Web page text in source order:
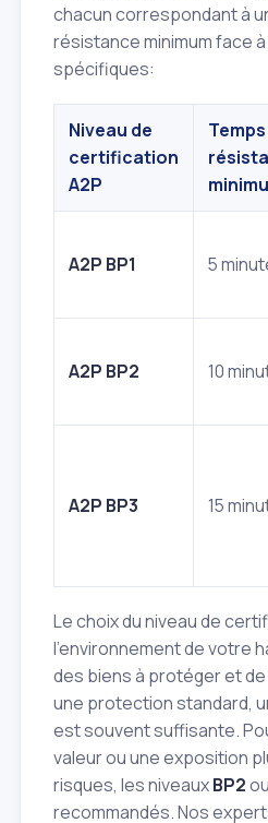
chacun correspondant à
résistance minimum face
spécifiques:
Niveau de
certification
A2P
A2P BP1 5
A2P BP2 10
A2P BP3 15
Le choix du niveau de
l'environnement de votre
des biens à protéger et
une protection standard,
est souvent suffisante.
valeur ou une exposition
risques, les niveauxBP2ou
recommandés. Nos